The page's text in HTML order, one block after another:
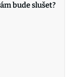
bude slušet?